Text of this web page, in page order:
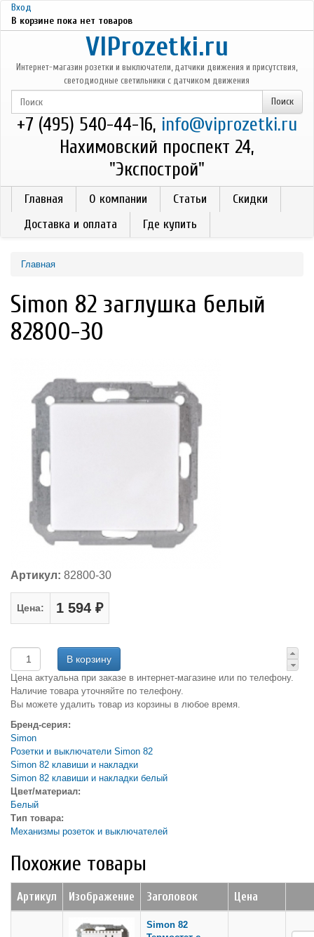
Перейти к основному содержанию
Вход
В корзине пока нет товаров
VIProzetki.ru
Интернет-магазин розетки и выключатели, датчики движения и присутствия,
светодиодные светильники с датчиком движения
+7 (495) 540-44-16, info@viprozetki.ru
Нахимовский проспект 24,
"Экспострой"
Главная О компании Статьи
Скидки
Доставка и оплата
Где купить
Главная
Simon 82 заглушка белый
82800-30
Артикул: 82800-30
Цена: 1 594 ₽
Цена актуальна при заказе в интернет-магазине или по телефону.
Наличие товара уточняйте по телефону.
Вы можете удалить товар из корзины в любое время.
Бренд-серия:
Simon
Розетки и выключатели Simon 82
Simon 82 клавиши и накладки
Simon 82 клавиши и накладки белый
Цвет/материал:
Белый
Тип товара:
Механизмы розеток и выключателей
Похожие товары
Артикул Изображение Заголовок Цена
Simon 82